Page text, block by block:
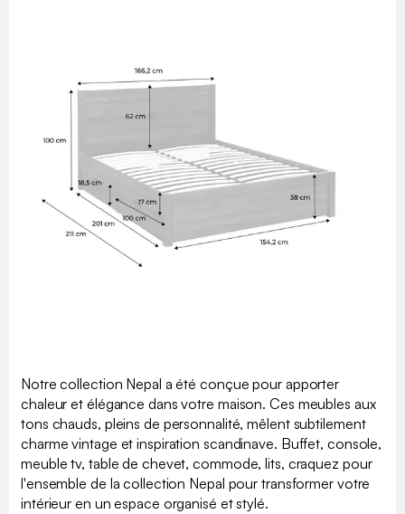
Notre collection Nepal a été conçue pour apporter
chaleur et élégance dans votre maison. Ces meubles aux
tons chauds, pleins de personnalité, mêlent subtilement
charme vintage et inspiration scandinave. Buffet, console,
meuble tv, table de chevet, commode, lits, craquez pour
l'ensemble de la collection Nepal pour transformer votre
intérieur en un espace organisé et stylé.